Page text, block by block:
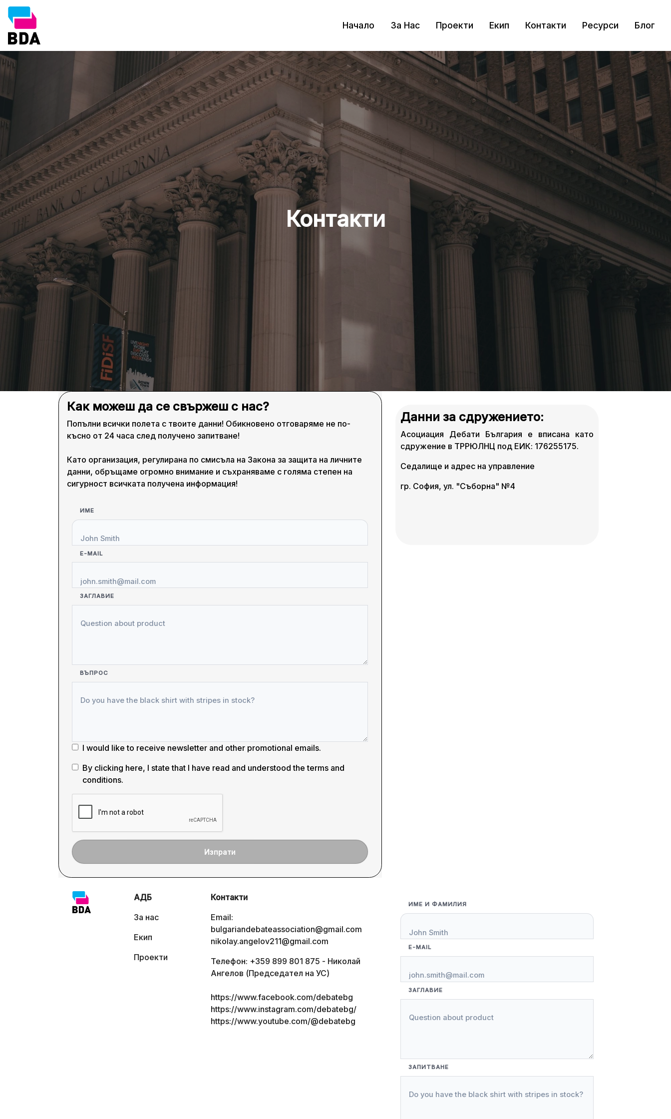
Начало За Нас Проекти Екип Контакти Ресурси Блог
Контакти
Как можеш да се свържеш с нас?
Попълни всички полета с твоите данни! Обикновено отговаряме не по-
късно от 24 часа след получено запитване!
Като организация, регулирана по смисъла на Закона за защита на личните
данни, обръщаме огромно внимание и съхраняваме с голяма степен на
сигурност всичката получена информация!
ИМЕ
E-MAIL
ЗАГЛАВИЕ
ВЪПРОС
I would like to receive newsletter and other promotional emails.
By clicking here, I state that I have read and understood theterms and
conditions.
Изпрати
Данни за сдружението:
Асоциация Дебати България е вписана като
сдружение в ТРРЮЛНЦ под ЕИК: 176255175.
Седалище и адрес на управление
гр. София, ул. "Съборна" №4
АДБ
За нас
Екип
Проекти
Контакти
Email:
bulgariandebateassociation@gmail.com
nikolay.angelov211@gmail.com
Телефон: +359 899 801 875 - Николай
Ангелов (Председател на УС)
https://www.facebook.com/debatebg
https://www.instagram.com/debatebg/
https://www.youtube.com/@debatebg
ИМЕ И ФАМИЛИЯ
E-MAIL
ЗАГЛАВИЕ
ЗАПИТВАНЕ